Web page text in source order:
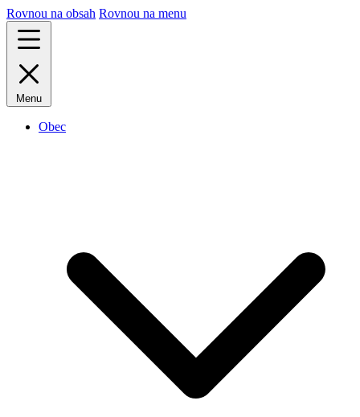
Rovnou na obsah Rovnou na menu
Menu
Obec